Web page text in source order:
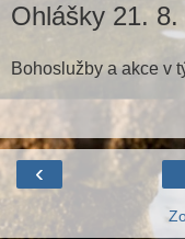
Ohlášky 21. 8.
Bohoslužby a akce v
‹